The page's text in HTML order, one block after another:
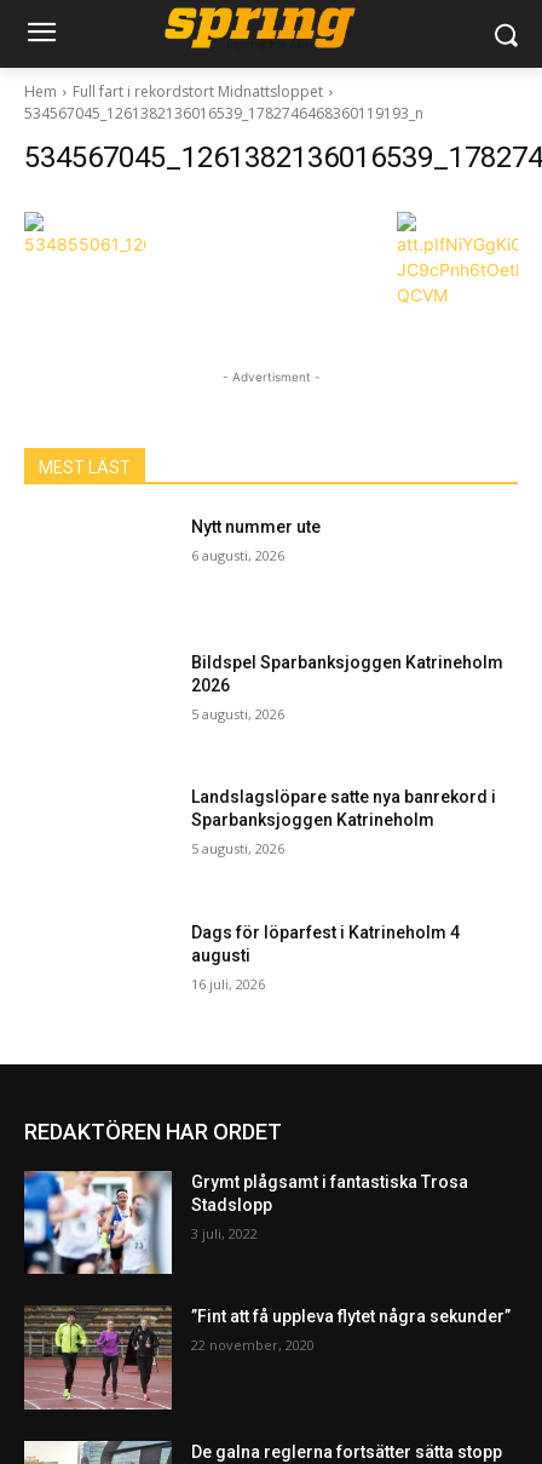
Hem
Full fart i rekordstort Midnattsloppet
534567045_1261382136016539_1782746468360119193_n
- Advertisment -
MEST LÄST
Nytt nummer ute
6 augusti, 2026
Bildspel Sparbanksjoggen Katrineholm
2026
5 augusti, 2026
Landslagslöpare satte nya banrekord i
Sparbanksjoggen Katrineholm
5 augusti, 2026
Dags för löparfest i Katrineholm 4
augusti
16 juli, 2026
REDAKTÖREN HAR ORDET
Grymt plågsamt i fantastiska Trosa
Stadslopp
3 juli, 2022
”Fint att få uppleva flytet några sekunder”
22 november, 2020
De galna reglerna fortsätter sätta stopp